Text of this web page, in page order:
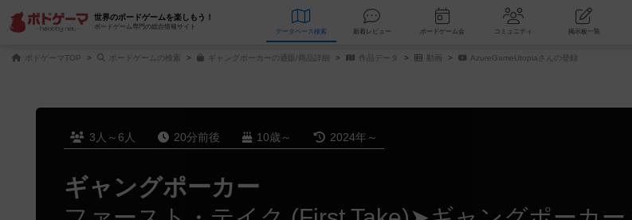
世界のボードゲームを楽しもう！
ボードゲーム専門の総合情報サイト
データベース 検索 新着レビュー ボードゲーム会 コミュニティ
ボドゲーマTOP ボードゲームの検索 ギャングポーカーの通販/商品詳細 作品データ 動画 AzureGameUtopiaさんの登録
3人～6人 20分前後 10歳～ 2024年～
ギャングポーカー